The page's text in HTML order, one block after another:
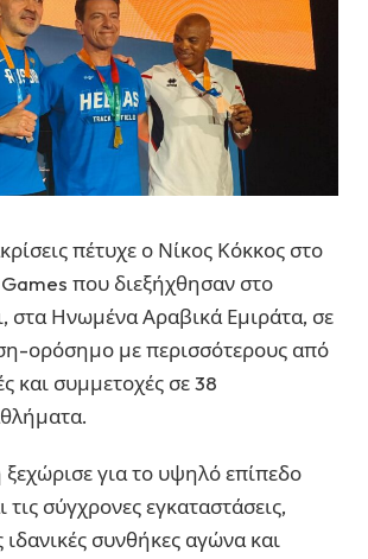
πέτυχε ο Νίκος Κόκκος στο
που διεξήχθησαν στο
, στα Ηνωμένα Αραβικά Εμιράτα, σε
ορόσημο με περισσότερους από
και συμμετοχές σε 38
για το υψηλό επίπεδο
σύγχρονες εγκαταστάσεις,
συνθήκες αγώνα και